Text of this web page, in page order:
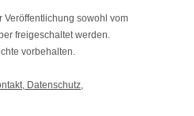
Veröffentlichung sowohl vom
freigeschaltet werden.
vorbehalten.
Datenschutz,